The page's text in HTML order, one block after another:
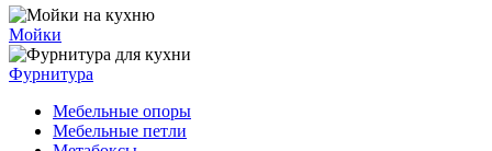
Мойки
Фурнитура
Мебельные опоры
Мебельные петли